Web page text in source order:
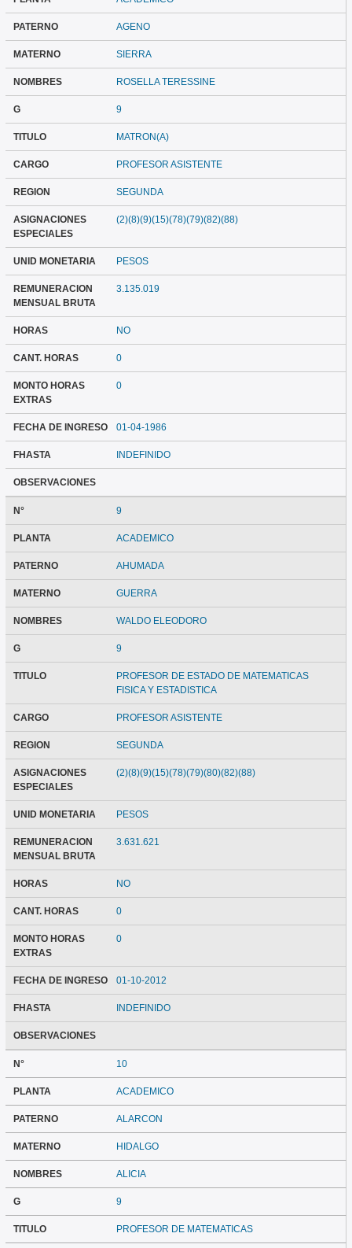
PATERNO AGENO
MATERNO SIERRA
NOMBRES ROSELLA TERESSINE
G 9
TITULO MATRON(A)
CARGO PROFESOR ASISTENTE
REGION SEGUNDA
ASIGNACIONES
ESPECIALES
(2)(8)(9)(15)(78)(79)(82)(88)
UNID MONETARIA PESOS
REMUNERACION
MENSUAL BRUTA
3.135.019
HORAS NO
CANT. HORAS 0
MONTO HORAS
EXTRAS
0
FECHA DE INGRESO 01-04-1986
FHASTA INDEFINIDO
OBSERVACIONES
N° 9
PLANTA ACADEMICO
PATERNO AHUMADA
MATERNO GUERRA
NOMBRES WALDO ELEODORO
G 9
TITULO
PROFESOR DE ESTADO DE MATEMATICAS
FISICA Y ESTADISTICA
CARGO PROFESOR ASISTENTE
REGION SEGUNDA
ASIGNACIONES
ESPECIALES
(2)(8)(9)(15)(78)(79)(80)(82)(88)
UNID MONETARIA PESOS
REMUNERACION
MENSUAL BRUTA
3.631.621
HORAS NO
CANT. HORAS 0
MONTO HORAS
EXTRAS
0
FECHA DE INGRESO 01-10-2012
FHASTA INDEFINIDO
OBSERVACIONES
N° 10
PLANTA ACADEMICO
PATERNO ALARCON
MATERNO HIDALGO
NOMBRES ALICIA
G 9
TITULO PROFESOR DE MATEMATICAS